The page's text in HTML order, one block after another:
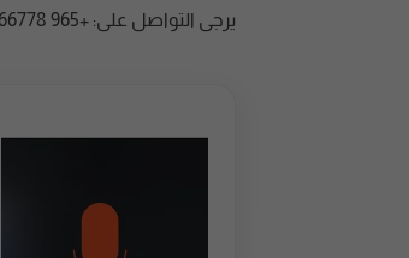
يرجى التواصل على: +965 96066778